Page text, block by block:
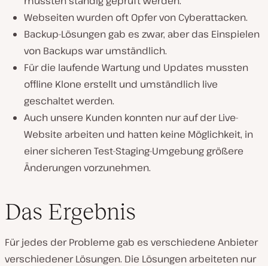
Webseiten wurden oft Opfer von Cyberattacken.
Backup-Lösungen gab es zwar, aber das Einspielen
von Backups war umständlich.
Für die laufende Wartung und Updates mussten
offline Klone erstellt und umständlich live
geschaltet werden.
Auch unsere Kunden konnten nur auf der Live-
Website arbeiten und hatten keine Möglichkeit, in
einer sicheren Test-Staging-Umgebung größere
Änderungen vorzunehmen.
Das Ergebnis
Für jedes der Probleme gab es verschiedene Anbieter
verschiedener Lösungen. Die Lösungen arbeiteten nur